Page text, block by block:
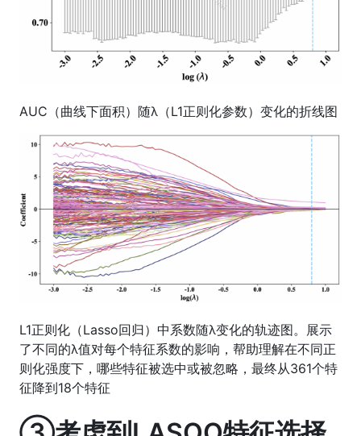
AUC（曲线下面积）随λ（L1正则化参数）变化的折线图
L1正则化（Lasso回归）中系数随λ变化的轨迹图。展示
了不同的λ值对每个特征系数的影响，帮助理解在不同正
则化强度下，哪些特征被选中或被忽略，最终从361个特
征降到18个特征